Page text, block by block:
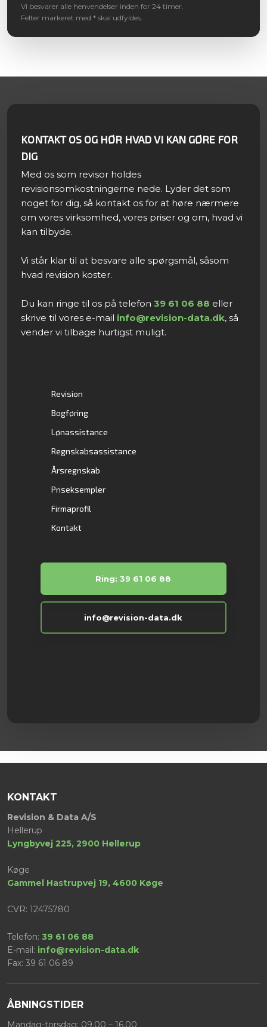
Vi besvarer alle henvendelser inden for 24 timer.
Felter markeret med * skal udfyldes.​
KONTAKT OS OG HØR HVAD VI KAN GØRE FOR
DIG
Med os som revisor holdes
revisionsomkostningerne nede. Lyder det som
noget for dig, så kontakt os for at høre nærmere
om vores virksomhed, vores priser og om, hvad vi
kan tilbyde.
Vi står klar til at besvare alle spørgsmål, såsom
hvad revision koster.
Du kan ringe til os på telefon 39 61 06 88 eller
skrive til vores e-mail info@revision-data.dk, så
vender vi tilbage hurtigst muligt.​
Revision
Bogføring
Lønassistance
Regnskabsassistance
Årsregnskab
Priseksempler
Firmaprofil
Kontakt
Ring: 39 61 06 88
info@revision-data.dk
KONTAKT
​Revision & Data A/S
Hellerup
Lyngbyvej 225, 2900 Hellerup
Køge
​Gammel Hastrupvej 19, 4600 Køge
CVR: 12475780
Telefon: 39 61 06 88
E-mail: info@revision-data.dk
Fax: ​39 61 06 89
ÅBNINGSTIDER
Mandag-torsdag: 09.00 – 16.00